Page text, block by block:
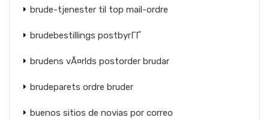
brude-tjenester til top mail-ordre
brudebestillings postbyrГҐ
brudens vÃ¤rlds postorder brudar
brudeparets ordre bruder
buenos sitios de novias por correo